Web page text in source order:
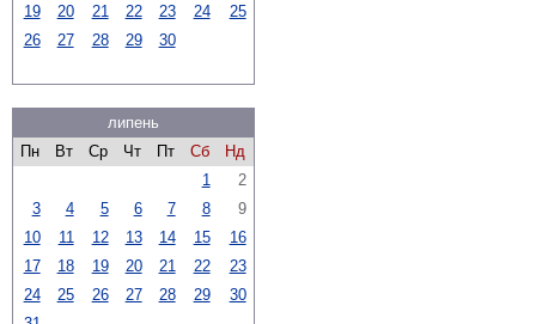
19
20 21 22 23 24
25
26
27 28 29 30
липень
Пн
Вт Ср Чт Пт Сб
Нд
1
2
3
4 5 6 7 8
9
10
11 12 13 14 15
16
17
18 19 20 21 22
23
24
25 26 27 28 29
30